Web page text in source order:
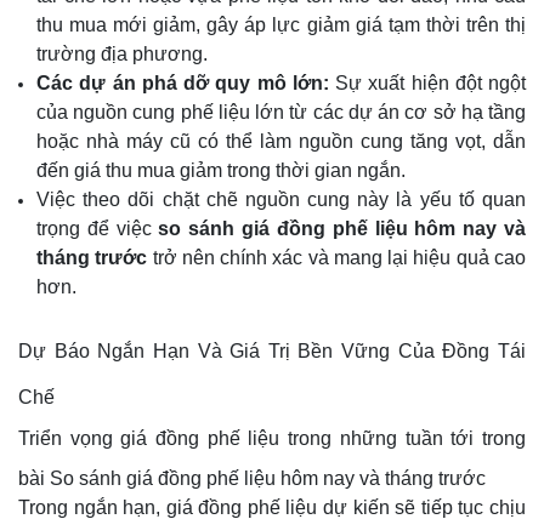
thu mua mới giảm, gây áp lực giảm giá tạm thời trên thị
trường địa phương.
Các dự án phá dỡ quy mô lớn: Sự xuất hiện đột ngột
của nguồn cung phế liệu lớn từ các dự án cơ sở hạ tầng
hoặc nhà máy cũ có thể làm nguồn cung tăng vọt, dẫn
đến giá thu mua giảm trong thời gian ngắn.
Việc theo dõi chặt chẽ nguồn cung này là yếu tố quan
trọng để việcso sánh giá đồng phế liệu hôm nay và
tháng trước trở nên chính xác và mang lại hiệu quả cao
hơn.
Dự Báo Ngắn Hạn Và Giá Trị Bền Vững Của Đồng Tái
Chế
Triển vọng giá đồng phế liệu trong những tuần tới trong
bài So sánh giá đồng phế liệu hôm nay và tháng trước
Trong ngắn hạn, giá đồng phế liệu dự kiến sẽ tiếp tục chịu